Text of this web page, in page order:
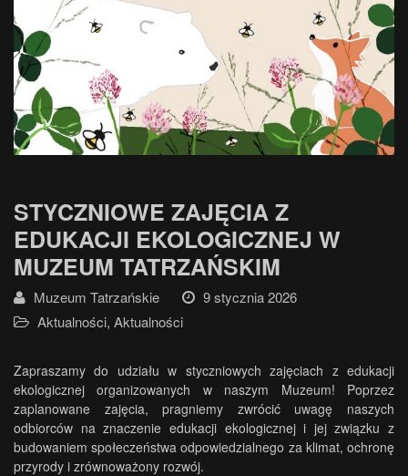
STYCZNIOWE ZAJĘCIA Z
EDUKACJI EKOLOGICZNEJ W
MUZEUM TATRZAŃSKIM
Muzeum Tatrzańskie
9 stycznia 2026
Aktualności, Aktualności
Zapraszamy do udziału w styczniowych zajęciach z edukacji
ekologicznej organizowanych w naszym Muzeum! Poprzez
zaplanowane zajęcia, pragniemy zwrócić uwagę naszych
odbiorców na znaczenie edukacji ekologicznej i jej związku z
budowaniem społeczeństwa odpowiedzialnego za klimat, ochronę
przyrody i zrównoważony rozwój.